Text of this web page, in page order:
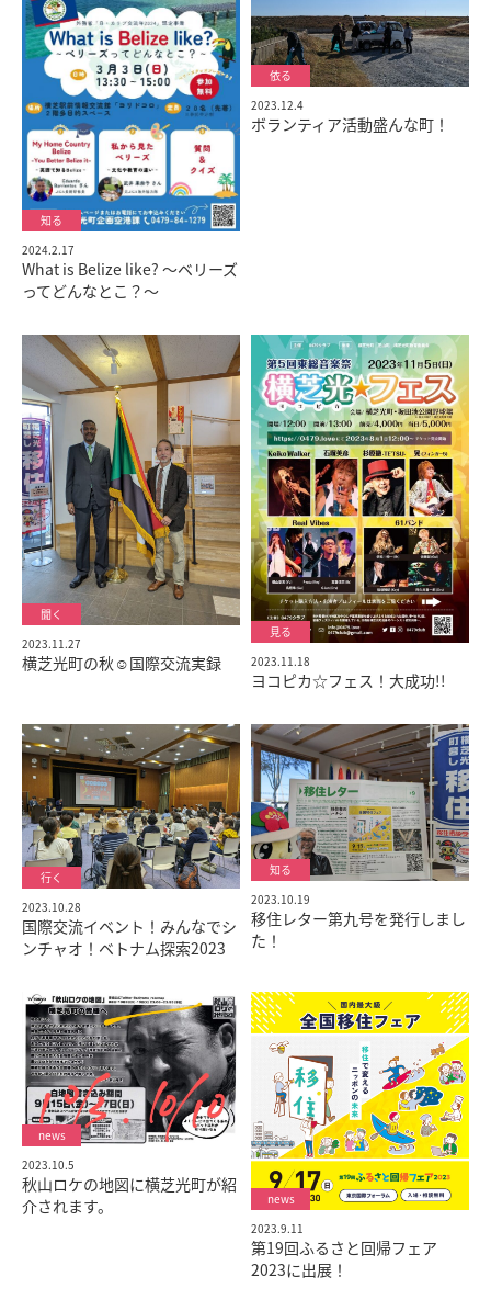
2024.2.17
What is Belize like? ～ベリーズ
ってどんなとこ？～
2023.12.4
ボランティア活動盛んな町！
2023.11.27
横芝光町の秋☺️国際交流実録 2023.11.18
ヨコピカ☆フェス！大成功!!
2023.10.28
国際交流イベント！みんなでシ
ンチャオ！ベトナム探索2023
2023.10.19
移住レター第九号を発行しまし
た！
2023.10.5
秋山ロケの地図に横芝光町が紹
介されます。
2023.9.11
第19回ふるさと回帰フェア
2023に出展！